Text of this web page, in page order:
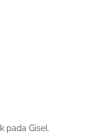
pada Gisel.